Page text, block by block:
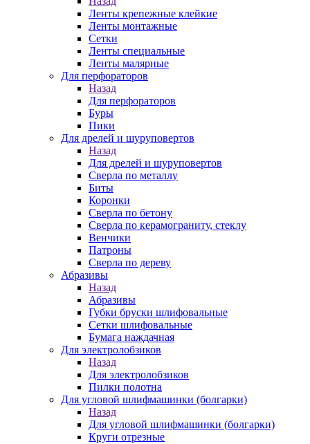
Ленты крепежные клейкие
Ленты монтажные
Сетки
Ленты специальные
Ленты малярные
Для перфораторов
Назад
Для перфораторов
Буры
Пики
Для дрелей и шуруповертов
Назад
Для дрелей и шуруповертов
Сверла по металлу
Биты
Коронки
Сверла по бетону
Сверла по керамограниту, стеклу
Венчики
Патроны
Сверла по дереву
Абразивы
Назад
Абразивы
Губки бруски шлифовальные
Сетки шлифовальные
Бумага наждачная
Для электролобзиков
Назад
Для электролобзиков
Пилки полотна
Для угловой шлифмашинки (болгарки)
Назад
Для угловой шлифмашинки (болгарки)
Круги отрезные